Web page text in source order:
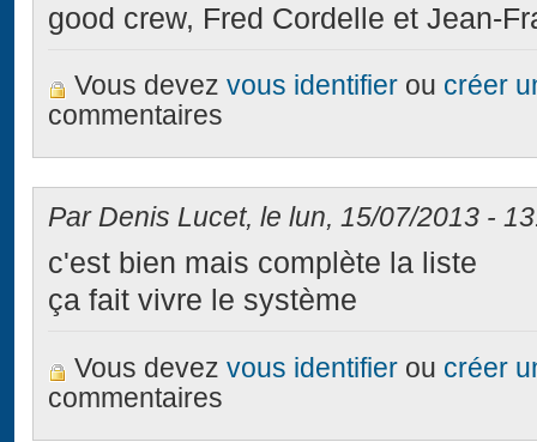
good crew, Fred Cordelle et Jean-
Vous devezvous identifier ou créer
commentaires
Par Denis Lucet, le lun, 15/07/2013 -
c'est bien mais complète la liste
ça fait vivre le système
Vous devezvous identifier ou créer
commentaires